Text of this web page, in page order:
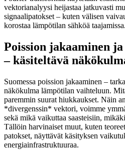
vektorianalyysi heijastaa jatkuvasti
signaalipatokset – kuten välisen
korostaa lämpötilan sähköä taajamissa.
Poission jakaaminen
– käsiteltävä
Suomessa poission jakaaminen –
näkökulma lämpötilan vaihteluun.
paremmin suurat hiukkaukset. Näin
*divergenssin* vektori, voimme
sekä mikä vaikuttaa saasteisiin,
Tällöin harvinaiset muut, kuten
patokset, näyttävät käsityksen
energiainfrastruktuuraa.